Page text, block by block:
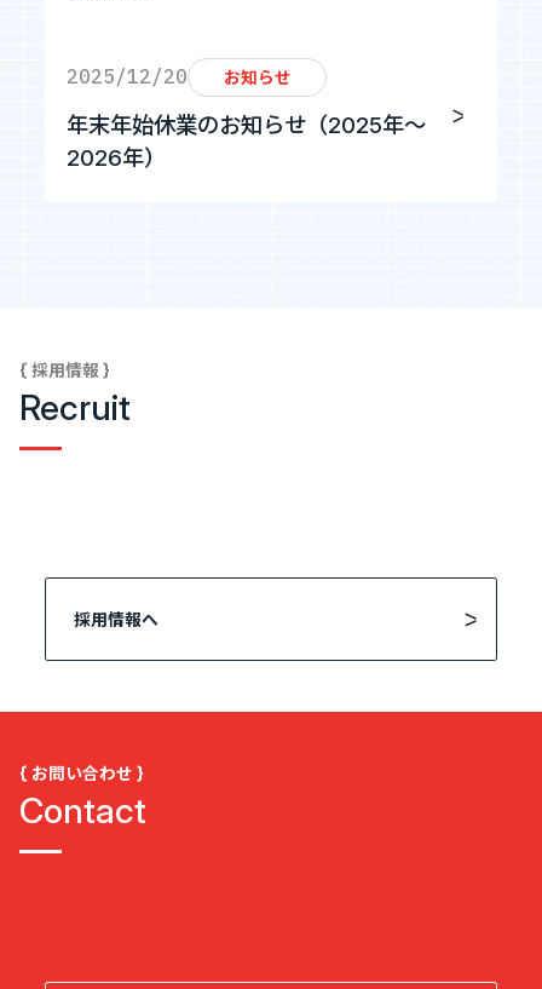
Fairgrit(フェアグリット)
2025/12/20 お知らせ
年末年始休業のお知らせ（2025年～
2026年）
{ 採用情報 }
Recruit
採用情報へ
{ お問い合わせ }
Contact